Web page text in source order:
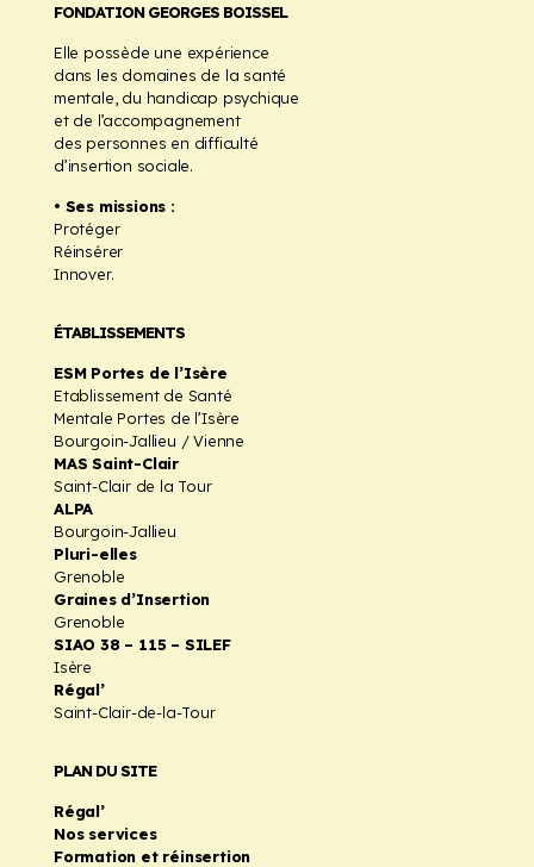
FONDATION GEORGES BOISSEL
Elle possède une expérience
dans les domaines de la santé
mentale, du handicap psychique
et de l’accompagnement
des personnes en difficulté
d’insertion sociale.
• Ses missions :
Protéger
Réinsérer
Innover.
ÉTABLISSEMENTS
ESM Portes de l’Isère
Etablissement de Santé
Mentale Portes de l’Isère
Bourgoin-Jallieu / Vienne
MAS Saint-Clair
Saint-Clair de la Tour
ALPA
Bourgoin-Jallieu
Pluri-elles
Grenoble
Graines d’Insertion
Grenoble
SIAO 38 – 115 – SILEF
Isère
Régal’
Saint-Clair-de-la-Tour
PLAN DU SITE
Régal’
Nos services
Formation et réinsertion